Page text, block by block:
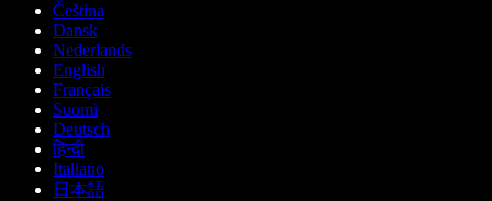
Čeština
Dansk
Nederlands
English
Français
Suomi
Deutsch
हिन्दी
Italiano
日本語